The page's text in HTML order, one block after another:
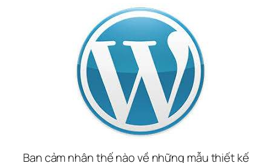
Bạn cảm nhận thế nào về những mẫu thiết kế